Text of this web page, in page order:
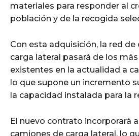
materiales para responder al
población y de la recogida
Con esta adquisición, la red
carga lateral pasará de los más
existentes en la actualidad a
lo que supone un incremento
la capacidad instalada para la
El nuevo contrato incorporará
camiones de carga lateral, lo